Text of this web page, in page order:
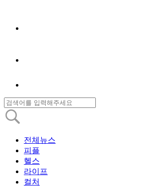
전체뉴스
피플
헬스
라이프
컬처